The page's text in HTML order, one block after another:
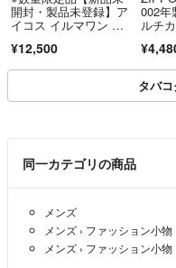
開封・製品未登録】ア
イコス イルマワン ネ
¥12,500
002年
ルチ
タバ
同一カテゴリの商品
メンズ
メンズ › ファッション小物
メンズ › ファッション小物